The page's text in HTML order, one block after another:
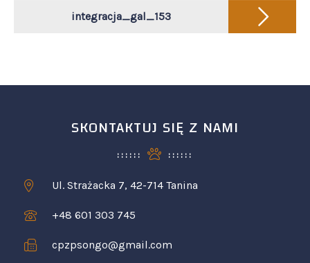
integracja_gal_153
SKONTAKTUJ SIĘ Z NAMI
Ul. Strażacka 7, 42-714 Tanina
+48 601 303 745
cpzpsongo@gmail.com